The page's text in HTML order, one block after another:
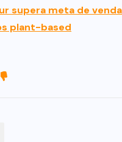
supera meta de
plant-based